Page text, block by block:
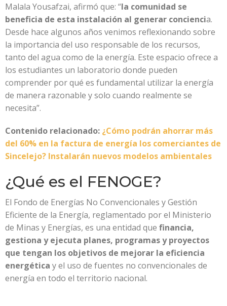
Malala Yousafzai, afirmó que: “la comunidad se
beneficia de esta instalación al generar conciencia.
Desde hace algunos años venimos reflexionando sobre
la importancia del uso responsable de los recursos,
tanto del agua como de la energía. Este espacio ofrece a
los estudiantes un laboratorio donde pueden
comprender por qué es fundamental utilizar la energía
de manera razonable y solo cuando realmente se
necesita”.
Contenido relacionado: ¿Cómo podrán ahorrar más
del 60% en la factura de energía los comerciantes de
Sincelejo? Instalarán nuevos modelos ambientales
¿Qué es el FENOGE?
El Fondo de Energías No Convencionales y Gestión
Eficiente de la Energía, reglamentado por el Ministerio
de Minas y Energías, es una entidad que financia,
gestiona y ejecuta planes, programas y proyectos
que tengan los objetivos de mejorar la eficiencia
energética y el uso de fuentes no convencionales de
energía en todo el territorio nacional.